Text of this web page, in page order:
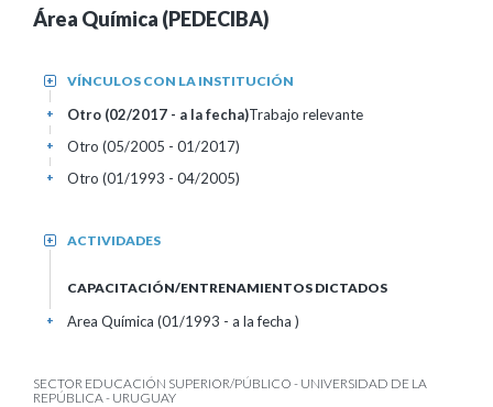
Área Química (PEDECIBA)
VÍNCULOS CON LA INSTITUCIÓN
+
Otro (02/2017 - a la fecha)Trabajo relevante
+
Otro (05/2005 - 01/2017)
+
Otro (01/1993 - 04/2005)
+
ACTIVIDADES
+
CAPACITACIÓN/ENTRENAMIENTOS DICTADOS
Area Química (01/1993 - a la fecha )
+
SECTOR EDUCACIÓN SUPERIOR/PÚBLICO - UNIVERSIDAD DE LA
REPÚBLICA - URUGUAY